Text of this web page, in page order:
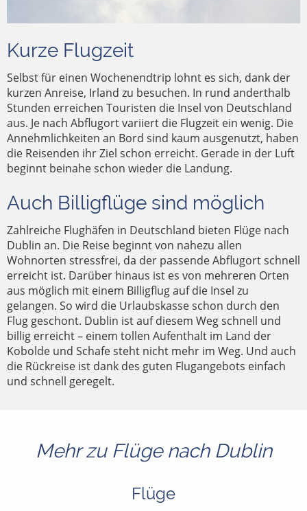
Kurze Flugzeit
Selbst für einen Wochenendtrip lohnt es sich, dank der
kurzen Anreise, Irland zu besuchen. In rund anderthalb
Stunden erreichen Touristen die Insel von Deutschland
aus. Je nach Abflugort variiert die Flugzeit ein wenig. Die
Annehmlichkeiten an Bord sind kaum ausgenutzt, haben
die Reisenden ihr Ziel schon erreicht. Gerade in der Luft
beginnt beinahe schon wieder die Landung.
Auch Billigflüge sind möglich
Zahlreiche Flughäfen in Deutschland bieten Flüge nach
Dublin an. Die Reise beginnt von nahezu allen
Wohnorten stressfrei, da der passende Abflugort schnell
erreicht ist. Darüber hinaus ist es von mehreren Orten
aus möglich mit einem Billigflug auf die Insel zu
gelangen. So wird die Urlaubskasse schon durch den
Flug geschont. Dublin ist auf diesem Weg schnell und
billig erreicht – einem tollen Aufenthalt im Land der
Kobolde und Schafe steht nicht mehr im Weg. Und auch
die Rückreise ist dank des guten Flugangebots einfach
und schnell geregelt.
Mehr zu Flüge nach Dublin
Flüge